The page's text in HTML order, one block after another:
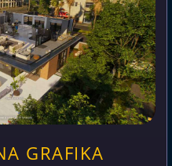
GRAFIKA